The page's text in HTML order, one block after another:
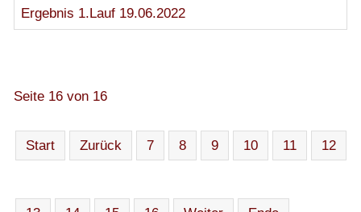
Ergebnis 1.Lauf 19.06.2022
Seite 16 von 16
Start Zurück 7 8 9 10 11 12